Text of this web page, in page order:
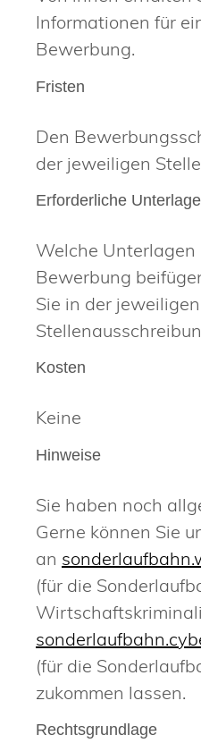
Informationen für
Bewerbung.
Fristen
Den
der jeweiligen
Erforderliche
Welche Unterlagen
Bewerbung
Sie in der jeweiligen
Kosten
Keine
Hinweise
Sie haben noch
Gerne können Sie
an
(für die
(für die
zukommen lassen.
Rechtsgrundlage